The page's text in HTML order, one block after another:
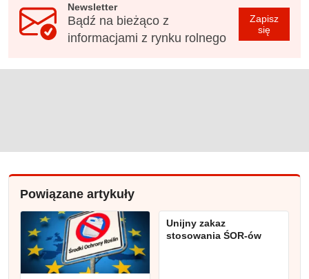
Newsletter
Bądź na bieżąco z
informacjami z rynku rolnego
Zapisz
się
Powiązane artykuły
Unijny zakaz
stosowania ŚOR-ów